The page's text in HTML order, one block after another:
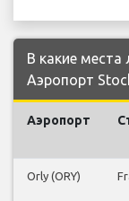
В какие места
Аэропорт
Аэропорт
Orly (ORY)